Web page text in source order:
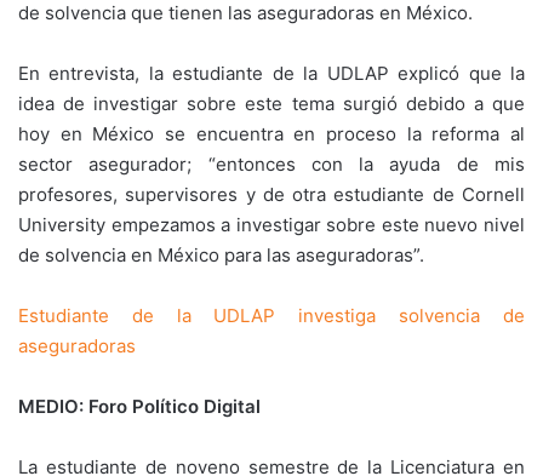
de solvencia que tienen las aseguradoras en México.
En entrevista, la estudiante de la UDLAP explicó que la
idea de investigar sobre este tema surgió debido a que
hoy en México se encuentra en proceso la reforma al
sector asegurador; “entonces con la ayuda de mis
profesores, supervisores y de otra estudiante de Cornell
University empezamos a investigar sobre este nuevo nivel
de solvencia en México para las aseguradoras”.
Estudiante de la UDLAP investiga solvencia de
aseguradoras
MEDIO: Foro Político Digital
La estudiante de noveno semestre de la Licenciatura en